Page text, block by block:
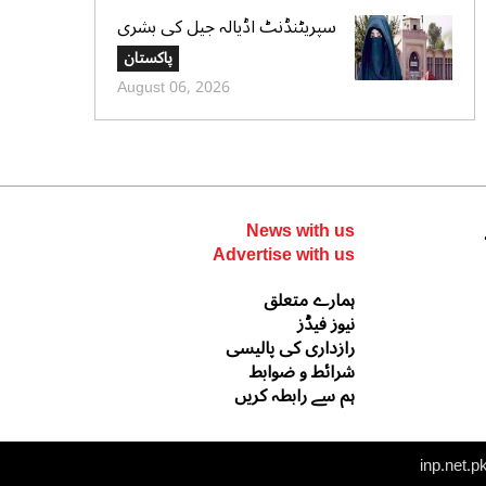
سپریٹنڈنٹ اڈیالہ جیل کی بشری
بی بی کی قیدِ تنہائی اور امتیازی
سلوک کے الزامات کی تردید،
تحریری جواب جمع کرادیا
پاکستان
August 06, 2026
News with us
Advertise with us
ہمارے متعلق
نیوز فیڈز
رازداری کی پالیسی
شرائط و ضوابط
ہم سے رابطہ کریں